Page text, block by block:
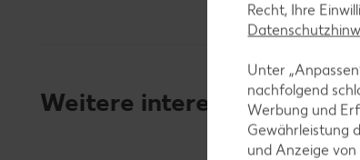
Weitere interessante
Recht, Ihre
Unter
nachfolgend
Werbung und
Gewährleistung
und Anzeige